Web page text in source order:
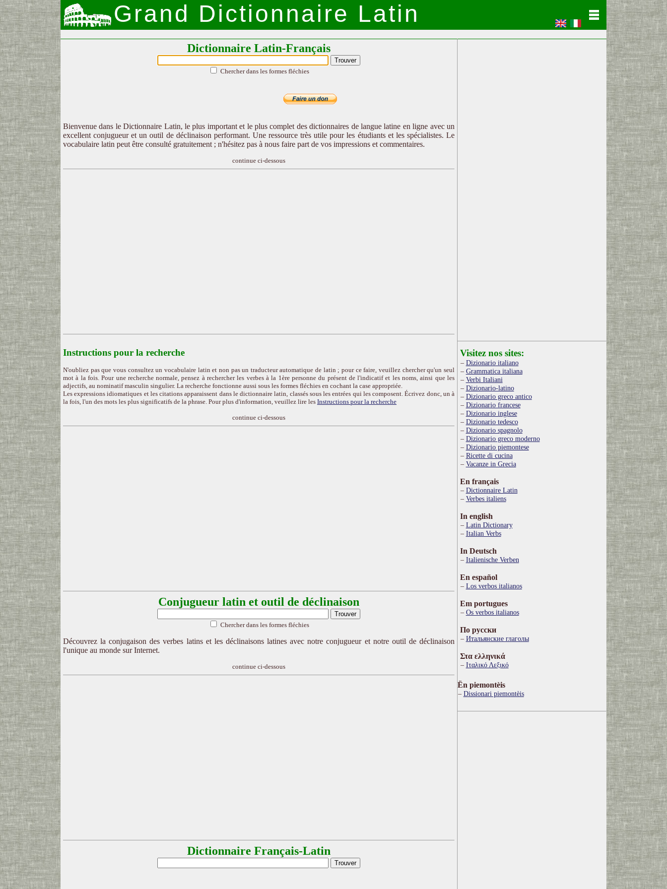
Grand Dictionnaire Latin
Dictionnaire Latin-Français
Chercher dans les formes fléchies
Bienvenue dans le Dictionnaire Latin, le plus important et le plus complet des dictionnaires de langue latine en ligne avec un
excellent conjugueur et un outil de déclinaison performant. Une ressource très utile pour les étudiants et les spécialistes. Le
vocabulaire latin peut être consulté gratuitement ; n'hésitez pas à nous faire part de vos impressions et commentaires.
continue ci-dessous
Instructions pour la recherche
N'oubliez pas que vous consultez un vocabulaire latin et non pas un traducteur automatique de latin ; pour ce faire, veuillez chercher qu'un seul
mot à la fois. Pour une recherche normale, pensez à rechercher les verbes à la 1ère personne du présent de l'indicatif et les noms, ainsi que les
adjectifs, au nominatif masculin singulier. La recherche fonctionne aussi sous les formes fléchies en cochant la case appropriée.
Les expressions idiomatiques et les citations apparaissent dans le dictionnaire latin, classés sous les entrées qui les composent. Écrivez donc, un à
la fois, l'un des mots les plus significatifs de la phrase. Pour plus d'information, veuillez lire les Instructions pour la recherche
continue ci-dessous
Conjugueur latin et outil de déclinaison
Chercher dans les formes fléchies
Découvrez la conjugaison des verbes latins et les déclinaisons latines avec notre conjugueur et notre outil de déclinaison
l'unique au monde sur Internet.
continue ci-dessous
Dictionnaire Français-Latin
Visitez nos sites:
Dizionario italiano
Grammatica italiana
Verbi Italiani
Dizionario-latino
Dizionario greco antico
Dizionario francese
Dizionario inglese
Dizionario tedesco
Dizionario spagnolo
Dizionario greco moderno
Dizionario piemontese
Ricette di cucina
Vacanze in Grecia
En français
Dictionnaire Latin
Verbes italiens
In english
Latin Dictionary
Italian Verbs
In Deutsch
Italienische Verben
En español
Los verbos italianos
Em portugues
Os verbos italianos
По русски
Итальянские глаголы
Στα ελληνικά
Ιταλικό Λεξικό
Ën piemontèis
Dissionari piemontèis